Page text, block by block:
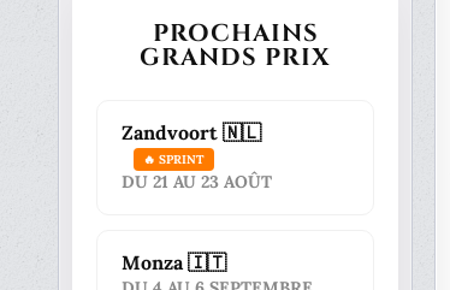
PROCHAINS
GRANDS PRIX
Zandvoort 🇳🇱
🔥 SPRINT
DU 21 AU 23 AOÛT
Monza 🇮🇹